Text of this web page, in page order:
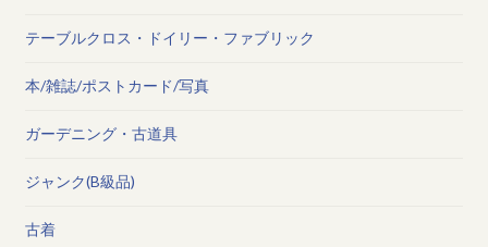
テーブルクロス・ドイリー・ファブリック
本/雑誌/ポストカード/写真
ガーデニング・古道具
ジャンク(B級品)
古着